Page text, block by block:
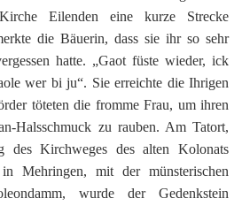
Eilenden eine kurze Strecke
die Bäuerin, dass sie ihr so sehr
hatte. „Gaot füste wieder, ick
wer bi ju“. Sie erreichte die Ihrigen
töteten die fromme Frau, um ihren
Halsschmuck zu rauben. Am Tatort,
des Kirchweges des alten Kolonats
Mehringen, mit der münsterischen
wurde der Gedenkstein